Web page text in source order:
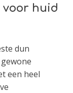
voor huid
dun
een heel